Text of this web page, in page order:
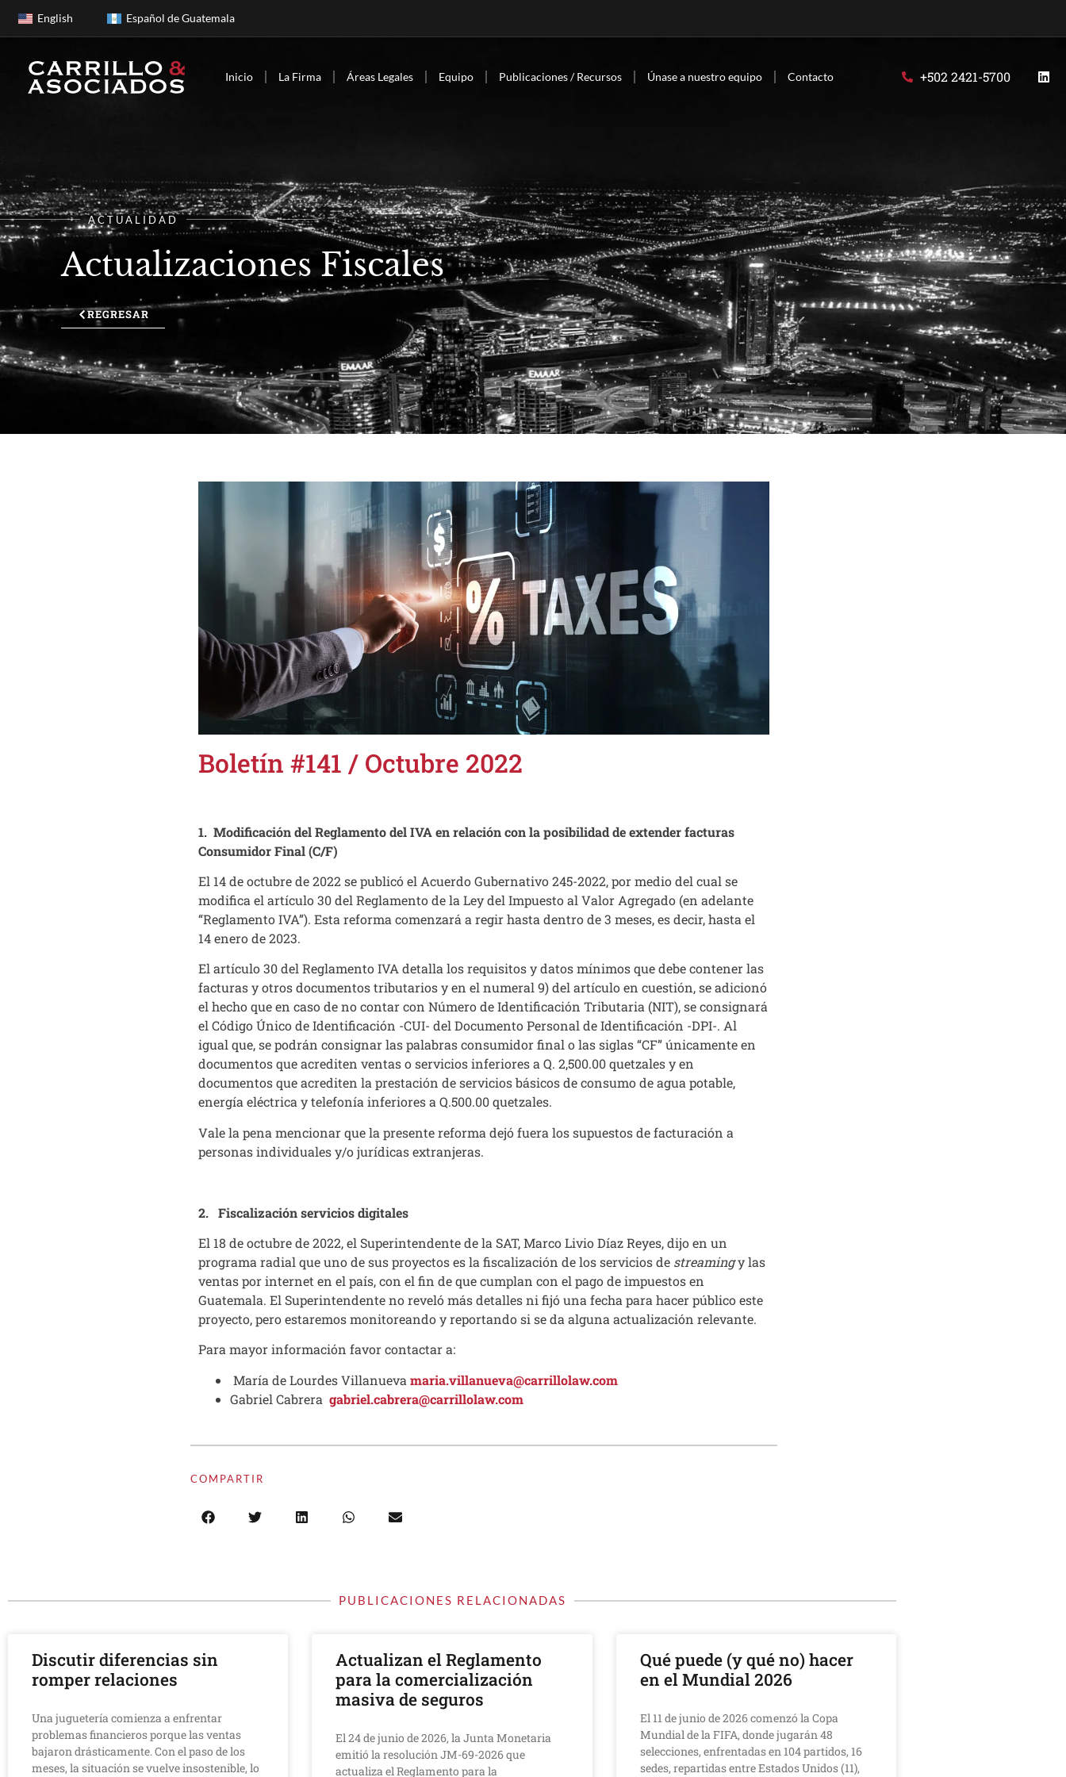
English Español de Guatemala
Inicio La Firma Áreas Legales Equipo Publicaciones / Recursos Únase a nuestro equipo Contacto +502 2421-5700
ACTUALIDAD
Actualizaciones Fiscales
REGRESAR
Boletín #141 / Octubre 2022
1. Modificación del Reglamento del IVA en relación con la posibilidad de extender facturas
Consumidor Final (C/F)
El 14 de octubre de 2022 se publicó el Acuerdo Gubernativo 245-2022, por medio del cual se
modifica el artículo 30 del Reglamento de la Ley del Impuesto al Valor Agregado (en adelante
“Reglamento IVA”). Esta reforma comenzará a regir hasta dentro de 3 meses, es decir, hasta el
14 enero de 2023.
El artículo 30 del Reglamento IVA detalla los requisitos y datos mínimos que debe contener las
facturas y otros documentos tributarios y en el numeral 9) del artículo en cuestión, se adicionó
el hecho que en caso de no contar con Número de Identificación Tributaria (NIT), se consignará
el Código Único de Identificación -CUI- del Documento Personal de Identificación -DPI-. Al
igual que, se podrán consignar las palabras consumidor final o las siglas “CF” únicamente en
documentos que acrediten ventas o servicios inferiores a Q. 2,500.00 quetzales y en
documentos que acrediten la prestación de servicios básicos de consumo de agua potable,
energía eléctrica y telefonía inferiores a Q.500.00 quetzales.
Vale la pena mencionar que la presente reforma dejó fuera los supuestos de facturación a
personas individuales y/o jurídicas extranjeras.
2. Fiscalización servicios digitales
El 18 de octubre de 2022, el Superintendente de la SAT, Marco Livio Díaz Reyes, dijo en un
programa radial que uno de sus proyectos es la fiscalización de los servicios de streamingy las
ventas por internet en el país, con el fin de que cumplan con el pago de impuestos en
Guatemala. El Superintendente no reveló más detalles ni fijó una fecha para hacer público este
proyecto, pero estaremos monitoreando y reportando si se da alguna actualización relevante.
Para mayor información favor contactar a:
María de Lourdes Villanuevamaria.villanueva@carrillolaw.com
Gabriel Cabreragabriel.cabrera@carrillolaw.com
COMPARTIR
PUBLICACIONES RELACIONADAS
Discutir diferencias sin
romper relaciones
Una juguetería comienza a enfrentar
problemas financieros porque las ventas
bajaron drásticamente. Con el paso de los
meses, la situación se vuelve insostenible, lo
Actualizan el Reglamento
para la comercialización
masiva de seguros
El 24 de junio de 2026, la Junta Monetaria
emitió la resolución JM-69-2026 que
actualiza el Reglamento para la
Qué puede (y qué no) hacer
en el Mundial 2026
El 11 de junio de 2026 comenzó la Copa
Mundial de la FIFA, donde jugarán 48
selecciones, enfrentadas en 104 partidos, 16
sedes, repartidas entre Estados Unidos (11),